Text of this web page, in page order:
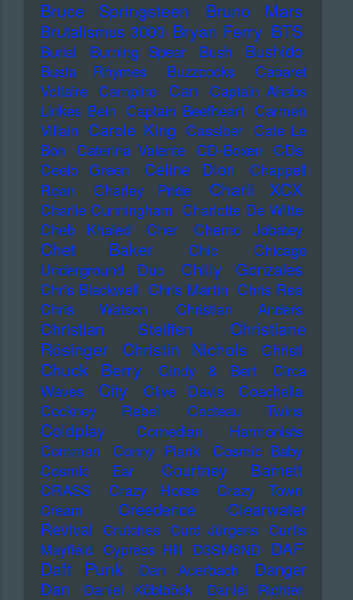
Bruce Springsteen Bruno Mars
Brutalismus 3000 Bryan Ferry BTS
Burial Burning Spear Bush Bushido
Busta Rhymes Buzzcocks
Cabaret
Voltaire Campino Can
Captain Ahabs
Linkes Bein Captain Beefheart Carmen
Villain Carole King Cassiber Cate Le
Bon
Caterina Valente CD-Boxen
CDs
Ceelo Green
Celine Dion
Chappell
Roan
Charley Pride Charli XCX
Charlie Cunningham Charlotte De Witte
Cheb Khaled
Cher Cherno Jobatey
Chet Baker Chic
Chicago
Underground Duo
Chilly Gonzales
Chris Blackwell Chris Martin Chris Rea
Chris Watson
Christian Anders
Christian Steiffen
Christiane
Rösinger
Christin Nichols Christl
Chuck Berry Cindy & Bert
Circa
Waves
City Clive Davis
Coachella
Cockney Rebel
Cocteau Twins
Coldplay
Comedian Harmonists
Common
Conny Plank
Cosmic Baby
Cosmic Ear
Courtney Barnett
CRASS Crazy Horse Crazy Town
Cream
Creedence Clearwater
Revival
Crutches Curd Jürgens Curtis
Mayfield Cypress Hill D3SM6ND DAF
Daft Punk Dan Auerbach
Danger
Dan
Daniel Küblböck
Daniel Richter